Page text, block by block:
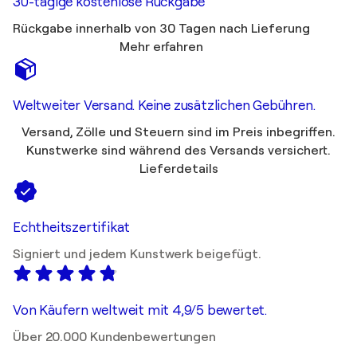
Rückgabe innerhalb von 30 Tagen nach Lieferung
Mehr erfahren
Weltweiter Versand. Keine zusätzlichen Gebühren.
Versand, Zölle und Steuern sind im Preis inbegriffen.
Kunstwerke sind während des Versands versichert.
Lieferdetails
Echtheitszertifikat
Signiert und jedem Kunstwerk beigefügt.
Von Käufern weltweit mit 4,9/5 bewertet.
Über 20.000 Kundenbewertungen